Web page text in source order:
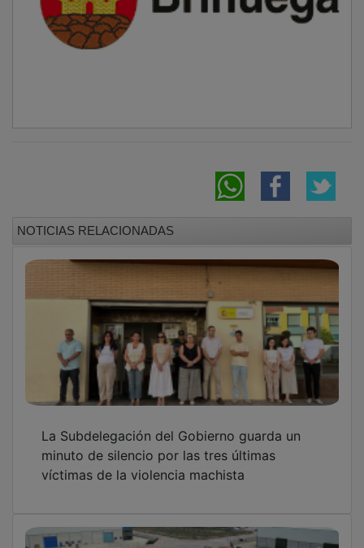
minuto de silencio por las tres últimas
víctimas de la violencia machista